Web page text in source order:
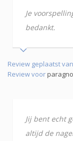
Je
bedankt.
Review geplaatst
Review voor
Jij bent echt
altijd de